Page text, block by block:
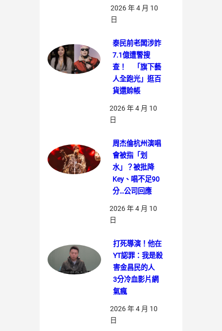
2026 年 4 月 10
日
泰民前老闆涉詐
7.1億遭警搜
查！ 「旗下藝
人全跑光」逛百
貨還賒帳
2026 年 4 月 10
日
周杰倫杭州演唱
會被指「划
水」？被批降
Key、唱不足90
分…公司回應
2026 年 4 月 10
日
打死導演！他在
YT認罪：我是殺
害金昌民的人
3分冷血影片網
氣瘋
2026 年 4 月 10
日